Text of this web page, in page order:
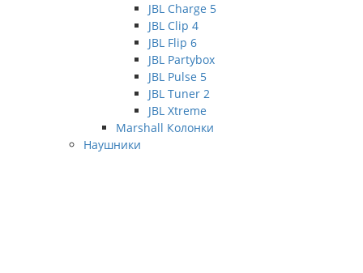
JBL Charge 5
JBL Clip 4
JBL Flip 6
JBL Partybox
JBL Pulse 5
JBL Tuner 2
JBL Xtreme
Marshall Колонки
Наушники